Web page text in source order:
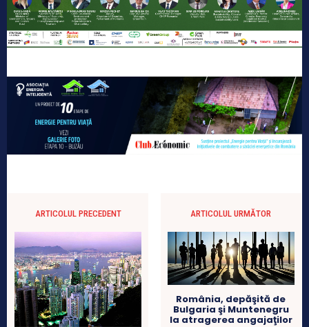
ARTICOLUL PRECEDENT ARTICOLUL URMĂTOR
România, depăşită de
Bulgaria şi Muntenegru
la atragerea angajaţilor